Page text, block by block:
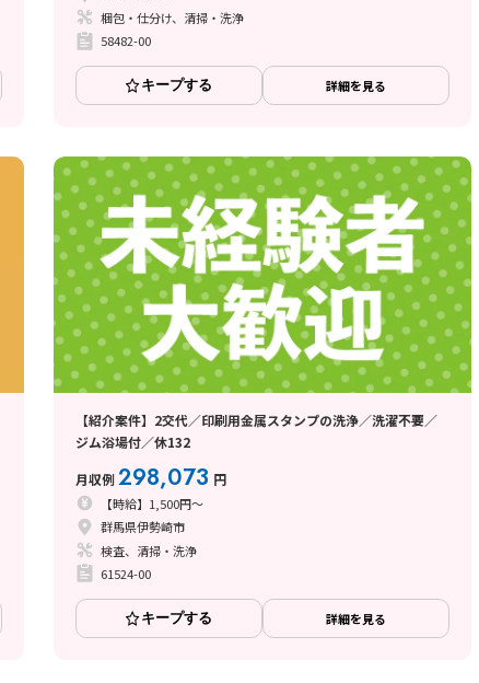
梱包・仕分け、清掃・洗浄
58482-00
キープする 詳細を見る
【紹介案件】2交代／印刷用金属スタンプの洗浄／洗濯不要／
ジム浴場付／休132
月収例298,073 円
【時給】1,500円～
群馬県伊勢崎市
検査、清掃・洗浄
61524-00
キープする 詳細を見る